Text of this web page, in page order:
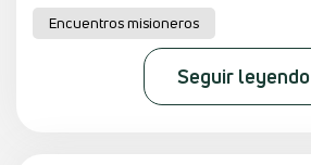
Encuentros misioneros
Seguir leyendo